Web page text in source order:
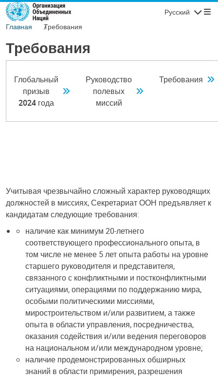
Перейти к основному содержанию
Русский
Главная Требования
Требования
Глобальный
призыв
2024 года
Руководство
полевых
миссий
Требования
Учитывая чрезвычайно сложный характер руководящих
должностей в миссиях, Секретариат ООН предъявляет к
кандидатам следующие требования:
наличие как минимум 20-летнего
соответствующего профессионального опыта, в
том числе не менее 5 лет опыта работы на уровне
старшего руководителя и представителя,
связанного с конфликтными и постконфликтными
ситуациями, операциями по поддержанию мира,
особыми политическими миссиями,
миростроительством и/или развитием, а также
опыта в области управления, посредничества,
оказания содействия и/или ведения переговоров
на национальном и/или международном уровне;
наличие продемонстрированных обширных
знаний в области примирения, разрешения